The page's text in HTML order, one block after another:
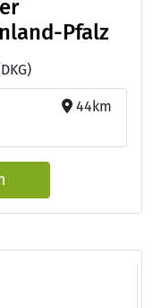
Pfalz
44km